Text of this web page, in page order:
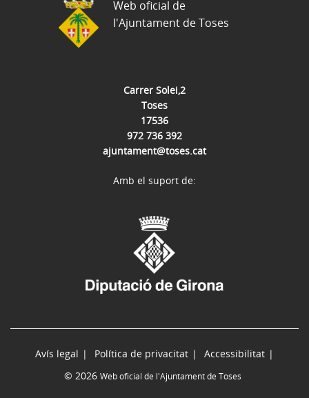
Carrer Solei,2
Toses
17536
972 736 392
ajuntament@toses.cat
Web oficial de
l'Ajuntament de Toses
Avís legal Política de privacitat
Accessibilitat
© 2026 Web oficial de l'Ajuntament de Toses
Amb el suport de: